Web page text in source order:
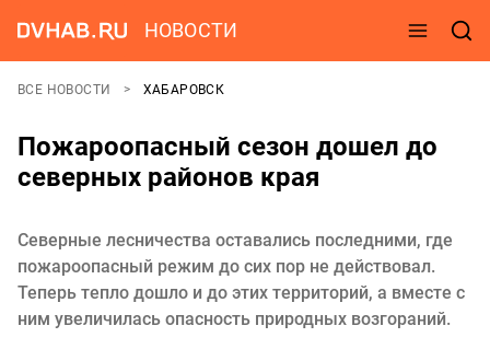
НОВОСТИ
ВСЕ НОВОСТИ ХАБАРОВСК
Пожароопасный сезон дошел до
северных районов края
Северные лесничества оставались последними, где
пожароопасный режим до сих пор не действовал.
Теперь тепло дошло и до этих территорий, а вместе с
ним увеличилась опасность природных возгораний.